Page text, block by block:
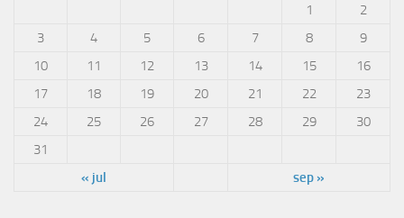
1
2
3
4 5 6 7 8
9
10
11 12 13 14 15
16
17
18 19 20 21 22
23
24
25 26 27 28 29
30
31
« jul
sep »